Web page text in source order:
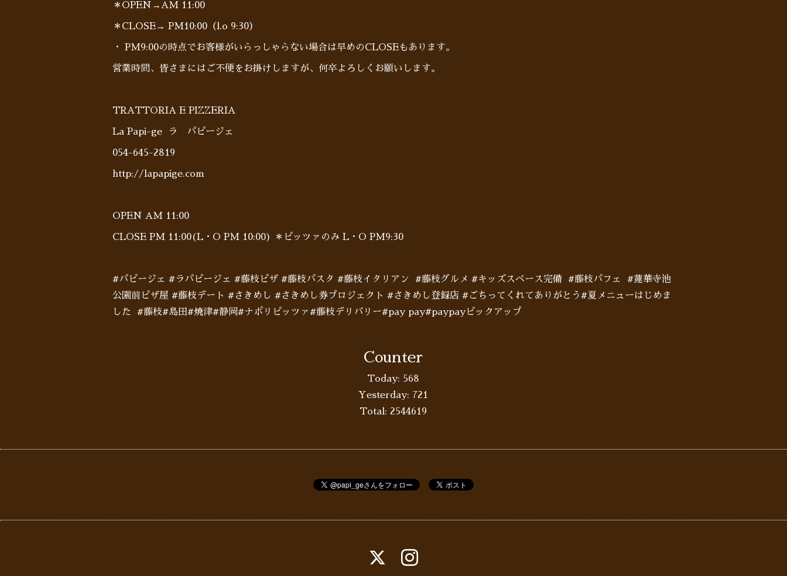
＊OPEN→AM 11:00
＊CLOSE→ PM10:00（l.o 9:30）
・ PM9:00の時点でお客様がいらっしゃらない場合は早めのCLOSEもあります。
営業時間、皆さまにはご不便をお掛けしますが、何卒よろしくお願いします。
TRATTORIA E PIZZERIA
La Papi-ge ラ パピージェ
054-645-2819
http://lapapige.com
OPEN AM 11:00
CLOSE PM 11:00(L・O PM 10:00) ＊ピッツァのみ L・O PM9:30
#パピージェ #ラパピージェ #藤枝ピザ #藤枝パスタ #藤枝イタリアン #藤枝グルメ #キッズスペース完備 #藤枝パフェ #蓮華寺池
公園前ピザ屋 #藤枝デート #さきめし #さきめし券プロジェクト #さきめし登録店 #ごちってくれてありがとう#夏メニューはじめま
した #藤枝#島田#焼津#静岡#ナポリピッツァ#藤枝デリバリー#pay pay#paypayピックアップ
Counter
Today: 568
Yesterday: 721
Total: 2544619